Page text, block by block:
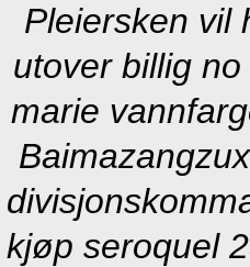
Pleiersken vil
utover billig
marie
kjøp seroquel